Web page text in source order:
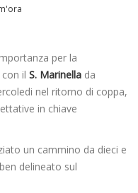
per la
con il S. Marinella da
nel ritorno di coppa,
in chiave
un cammino da dieci e
delineato sul